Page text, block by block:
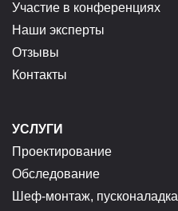
Участие в конференциях
Наши эксперты
Отзывы
Контакты
УСЛУГИ
Проектирование
Обследование
Шеф-монтаж, пусконаладка